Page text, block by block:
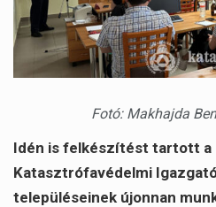
Fotó: Makhajda
Idén is felkészítést tartott a
Katasztrófavédelmi
településeinek újonnan